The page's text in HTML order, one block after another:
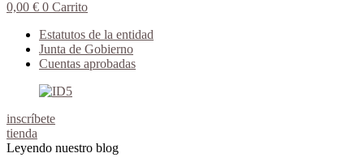
0,00 € 0 Carrito
Estatutos de la entidad
Junta de Gobierno
Cuentas aprobadas
inscríbete
tienda
Leyendo nuestro blog